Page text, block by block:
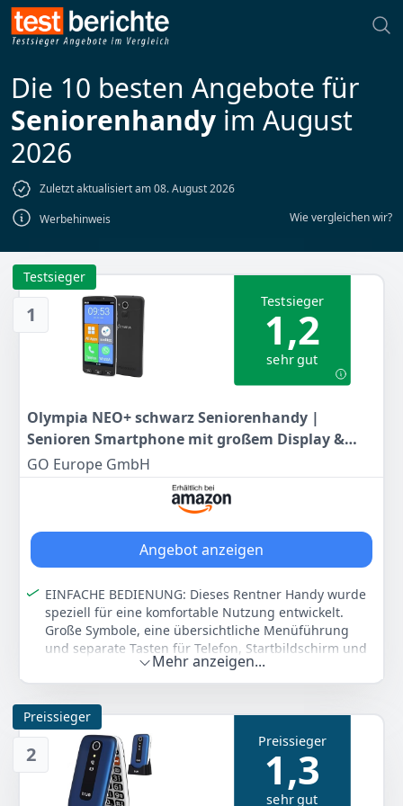
Die 10 besten Angebote für
Seniorenhandy im August
2026
Zuletzt aktualisiert am 08. August 2026
Werbehinweis
Wie vergleichen wir?
1
Testsieger
Testsieger
1,2
sehr gut
Olympia NEO+ schwarz Seniorenhandy |
Senioren Smartphone mit großem Display &
Notruftaste | Extra einfache Bedienung |
Seniorenhandy mit Whatsapp | Android 15 |
Senioren Handy 4G LTE |Seniorenhandys
GO Europe GmbH
Angebot anzeigen
EINFACHE BEDIENUNG: Dieses Rentner Handy wurde
speziell für eine komfortable Nutzung entwickelt.
Große Symbole, eine übersichtliche Menüführung
und separate Tasten für Telefon, Startbildschirm und
Zurück sorgen für eine besonders einfache
Handhabung.
KLARES & GROSSES DISPLAY: Das Handy verfügt über
ein kontrastreiches 5,5" Display mit extragroßer
Darstellung der Bedienoberfläche. Dadurch werden
Inhalte besser lesbar und die Bedienung deutlich
komfortabler.
MODERNE FUNKTIONEN: Als Handy Senioren bietet
Mehr anzeigen...
2
Preissieger
Preissieger
1,3
sehr gut